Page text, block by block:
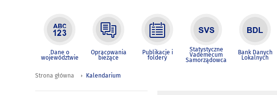
Dane o
województwie
Opracowania
bieżące
Publikacje i
foldery
Statystyczne
Vademecum
Samorządowca
Bank Danych
Lokalnych
Strona główna Kalendarium